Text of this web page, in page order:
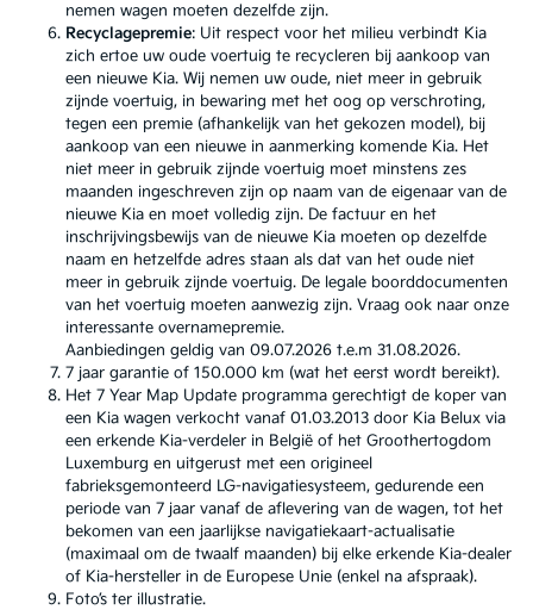
nemen wagen moeten dezelfde zijn.
Recyclagepremie: Uit respect voor het milieu verbindt Kia
zich ertoe uw oude voertuig te recycleren bij aankoop van
een nieuwe Kia. Wij nemen uw oude, niet meer in gebruik
zijnde voertuig, in bewaring met het oog op verschroting,
tegen een premie (afhankelijk van het gekozen model), bij
aankoop van een nieuwe in aanmerking komende Kia. Het
niet meer in gebruik zijnde voertuig moet minstens zes
maanden ingeschreven zijn op naam van de eigenaar van de
nieuwe Kia en moet volledig zijn. De factuur en het
inschrijvingsbewijs van de nieuwe Kia moeten op dezelfde
naam en hetzelfde adres staan als dat van het oude niet
meer in gebruik zijnde voertuig. De legale boorddocumenten
van het voertuig moeten aanwezig zijn. Vraag ook naar onze
interessante overnamepremie.
Aanbiedingen geldig van 09.07.2026 t.e.m 31.08.2026.
7 jaar garantie of 150.000 km (wat het eerst wordt bereikt).
Het 7 Year Map Update programma gerechtigt de koper van
een Kia wagen verkocht vanaf 01.03.2013 door Kia Belux via
een erkende Kia-verdeler in België of het Groothertogdom
Luxemburg en uitgerust met een origineel
fabrieksgemonteerd LG-navigatiesysteem, gedurende een
periode van 7 jaar vanaf de aflevering van de wagen, tot het
bekomen van een jaarlijkse navigatiekaart-actualisatie
(maximaal om de twaalf maanden) bij elke erkende Kia-dealer
of Kia-hersteller in de Europese Unie (enkel na afspraak).
Foto’s ter illustratie.